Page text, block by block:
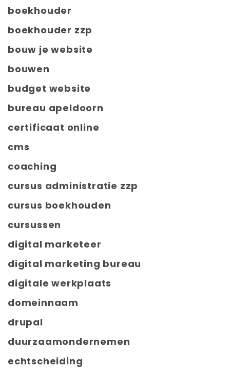
boekhouder
boekhouder zzp
bouw je website
bouwen
budget website
bureau apeldoorn
certificaat online
cms
coaching
cursus administratie zzp
cursus boekhouden
cursussen
digital marketeer
digital marketing bureau
digitale werkplaats
domeinnaam
drupal
duurzaamondernemen
echtscheiding